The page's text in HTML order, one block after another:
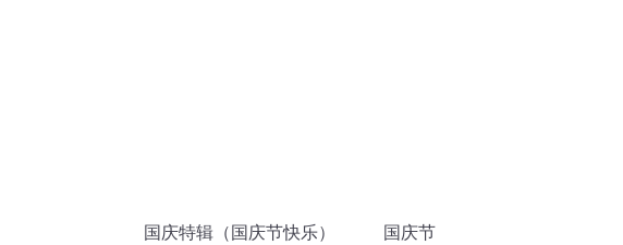
国庆特辑（国庆节快乐） 国庆节